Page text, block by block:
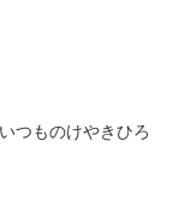
つものけやきひろ